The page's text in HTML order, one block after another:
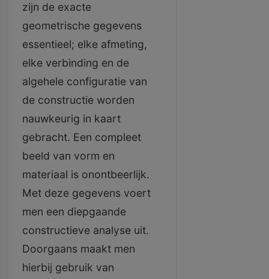
zijn de exacte
geometrische gegevens
essentieel; elke afmeting,
elke verbinding en de
algehele configuratie van
de constructie worden
nauwkeurig in kaart
gebracht. Een compleet
beeld van vorm en
materiaal is onontbeerlijk.
Met deze gegevens voert
men een diepgaande
constructieve analyse uit.
Doorgaans maakt men
hierbij gebruik van